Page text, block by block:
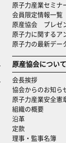
原子力産業セミナ
会員限定情報一覧
原産協会 プレゼ
原子力に関するア
原子力の最新デー
原産協会について
会長挨拶
協会からのお知ら
原子力産業安全憲
組織の概要
沿革
定款
理事・監事名簿